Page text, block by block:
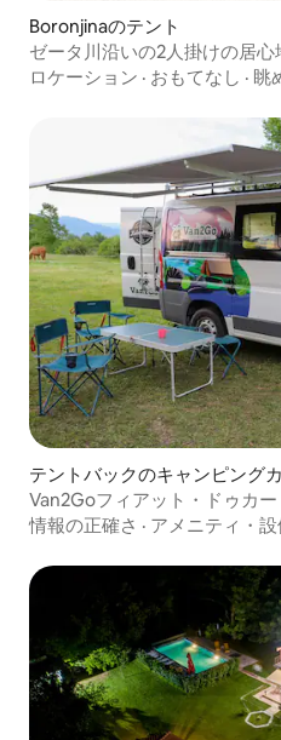
Boronjinaのテント
ゼータ川沿いの2人掛けの居
ロケーション · おもてなし · 眺
テントバックのキャンピング
Van2Goフィアット・ドゥカー
情報の正確さ · アメニティ・